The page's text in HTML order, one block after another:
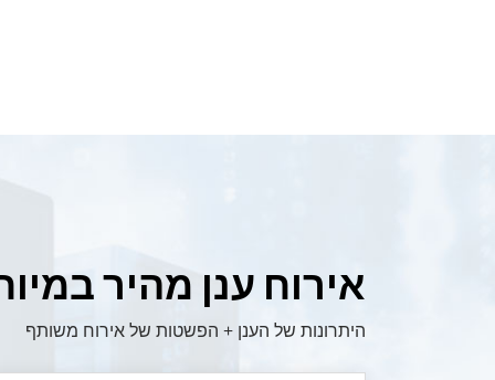
אירוח ענן מהיר
היתרונות של הענן + הפשטות של אירוח משותף